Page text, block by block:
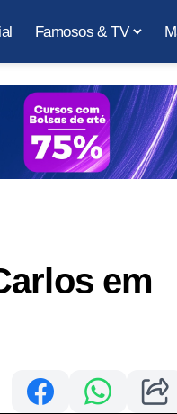
Famosos & TV
em